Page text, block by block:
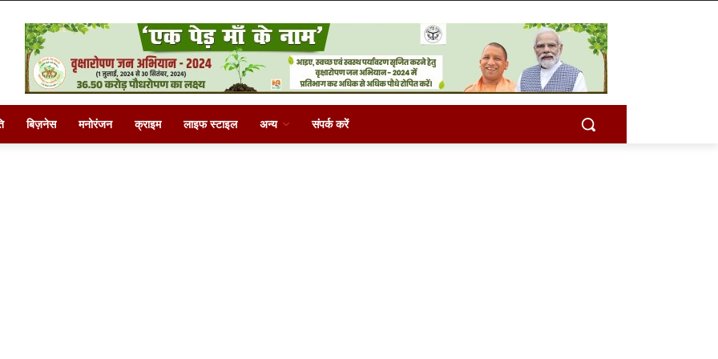
बिज़नेस मनोरंजन क्राइम लाइफ स्टाइल अन्य संपर्क करें